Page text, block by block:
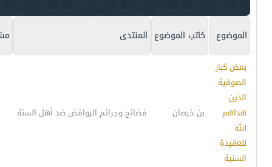
الموضوع كاتب الموضوع المنتدى
بعض كبار
الصوفية
الذين
هداهم
الله
للعقيدة
السنية
بن خرصان فضائح وجرائم الروافض ضد أهل السنة